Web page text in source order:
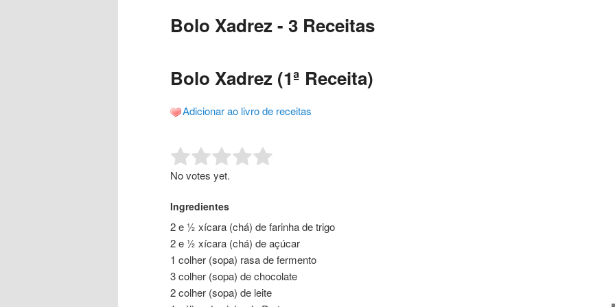
conteúdo
conteúdo
Bolo Xadrez - 3 Receitas
Bolo Xadrez (1ª Receita)
Adicionar ao livro de receitas
Rate this item:
No votes yet.
Ingredientes
2 e ½ xícara (chá) de farinha de trigo
2 e ½ xícara (chá) de açúcar
1 colher (sopa) rasa de fermento
3 colher (sopa) de chocolate
2 colher (sopa) de leite